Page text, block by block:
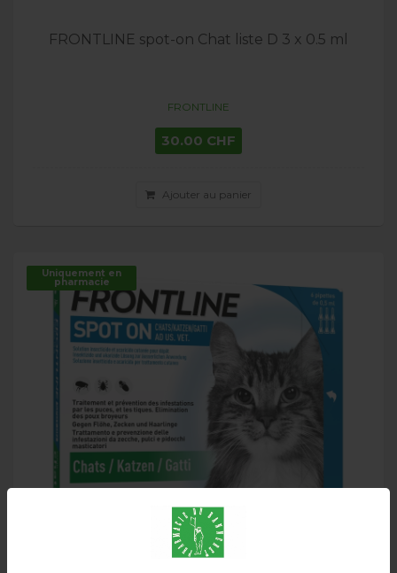
FRONTLINE spot-on Chat liste D 3 x 0.5 ml
FRONTLINE
30.00 CHF
Ajouter au panier
Uniquement en
pharmacie
FRONTLINE spot-on Chat Liste D 6 x 0.5 ml